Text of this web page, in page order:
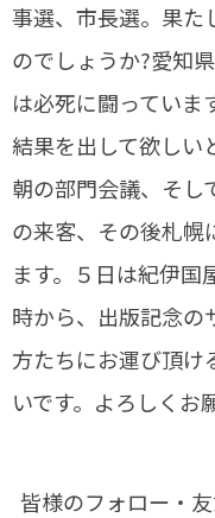
事選、市長選。果た
のでしょうか?愛知
は必死に闘っていま
結果を出して欲しい
朝の部門会議、そし
の来客、その後札幌
ます。５日は紀伊国
時から、出版記念の
方たちにお運び頂け
いです。よろしくお
皆様のフォロー・